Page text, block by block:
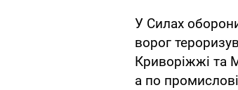
У Силах
ворог
Криворіжжі та
а по